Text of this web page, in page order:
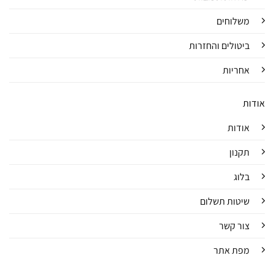
משלוחים
ביטולים והחזרות
אחריות
אודות
אודות
תקנון
בלוג
שיטות תשלום
צור קשר
מפת אתר